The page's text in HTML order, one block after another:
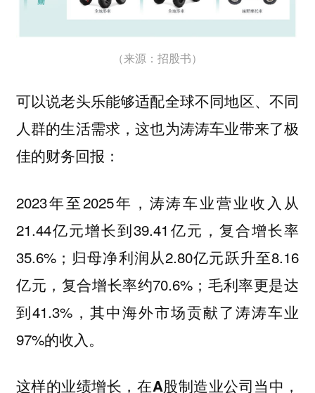
（来源：招股书）
可以说老头乐能够适配全球不同地区、不同
人群的生活需求，这也为涛涛车业带来了极
佳的财务回报：
2023年至2025年，涛涛车业营业收入从
21.44亿元增长到39.41亿元，复合增长率
35.6%；归母净利润从2.80亿元跃升至8.16
亿元，复合增长率约70.6%；毛利率更是达
到41.3%，其中海外市场贡献了涛涛车业
97%的收入。
这样的业绩增长，在A股制造业公司当中，